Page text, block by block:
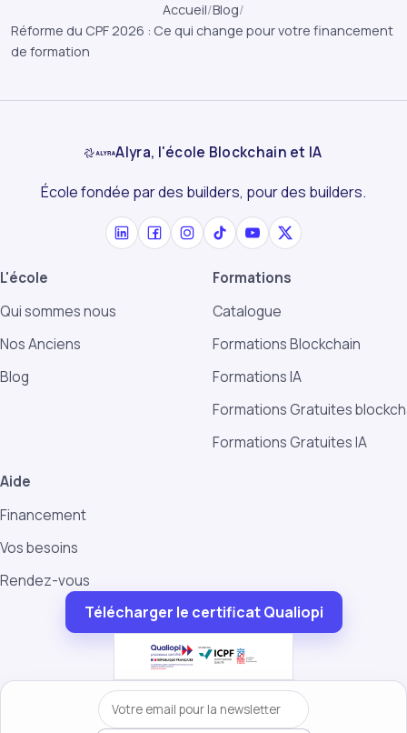
Accueil/Blog/
Réforme du CPF 2026 : Ce qui change pour votre financement
de formation
Alyra, l'école Blockchain et IA
École fondée par des builders, pour des builders.
L'école
Qui sommes nous
Nos Anciens
Blog
Formations
Catalogue
Formations Blockchain
Formations IA
Formations Gratuites
Formations Gratuites IA
Aide
Financement
Vos besoins
Rendez-vous
Télécharger le certificat Qualiopi